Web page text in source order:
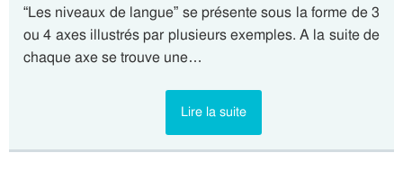
“Les niveaux de langue” se présente sous la forme de 3
ou 4 axes illustrés par plusieurs exemples. A la suite de
chaque axe se trouve une…
Lire la suite